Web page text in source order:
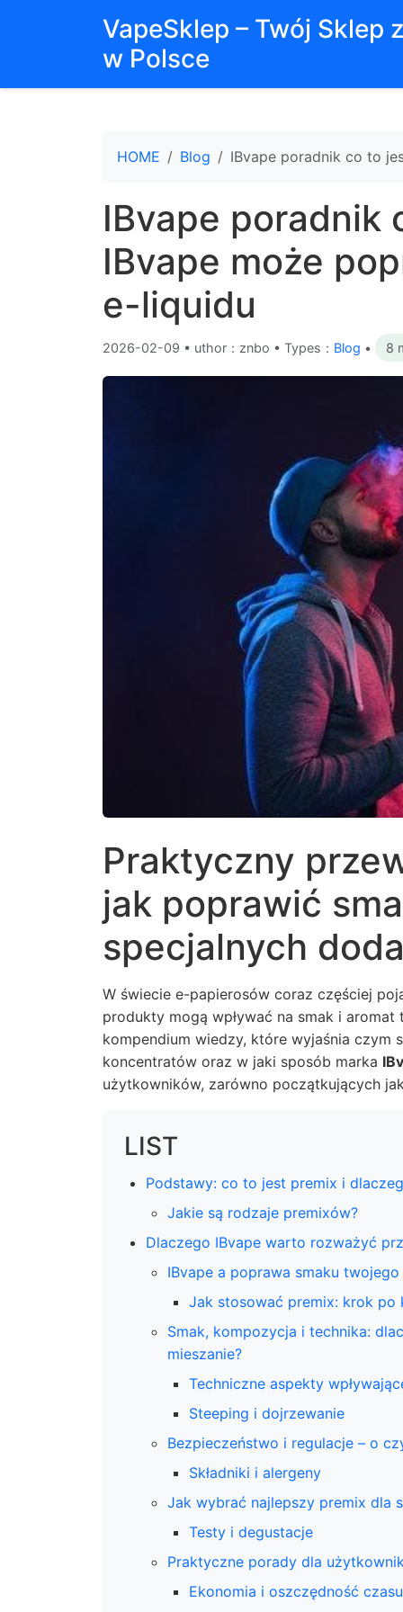
VapeSklep – Twój Sklep
w Polsce
HOME Blog IBvape poradnik co to
IBvape poradnik
IBvape może
e-liquidu
2026-02-09 • uthor：znbo • Types： Blog • 8
Praktyczny
jak poprawić
specjalnych
W świecie e-papierosów coraz częściej
produkty mogą wpływać na smak i
kompendium wiedzy, które wyjaśnia czym
koncentratów oraz w jaki sposób marka
użytkowników, zarówno początkujących
LIST
Podstawy: co to jest premix i
Jakie są rodzaje premixów?
Dlaczego IBvape warto rozważyć
IBvape a poprawa smaku
Jak stosować premix: krok po
Smak, kompozycja i technika:
mieszanie?
Techniczne aspekty
Steeping i dojrzewanie
Bezpieczeństwo i regulacje – o
Składniki i alergeny
Jak wybrać najlepszy premix dla
Testy i degustacje
Praktyczne porady dla
Ekonomia i oszczędność czasu